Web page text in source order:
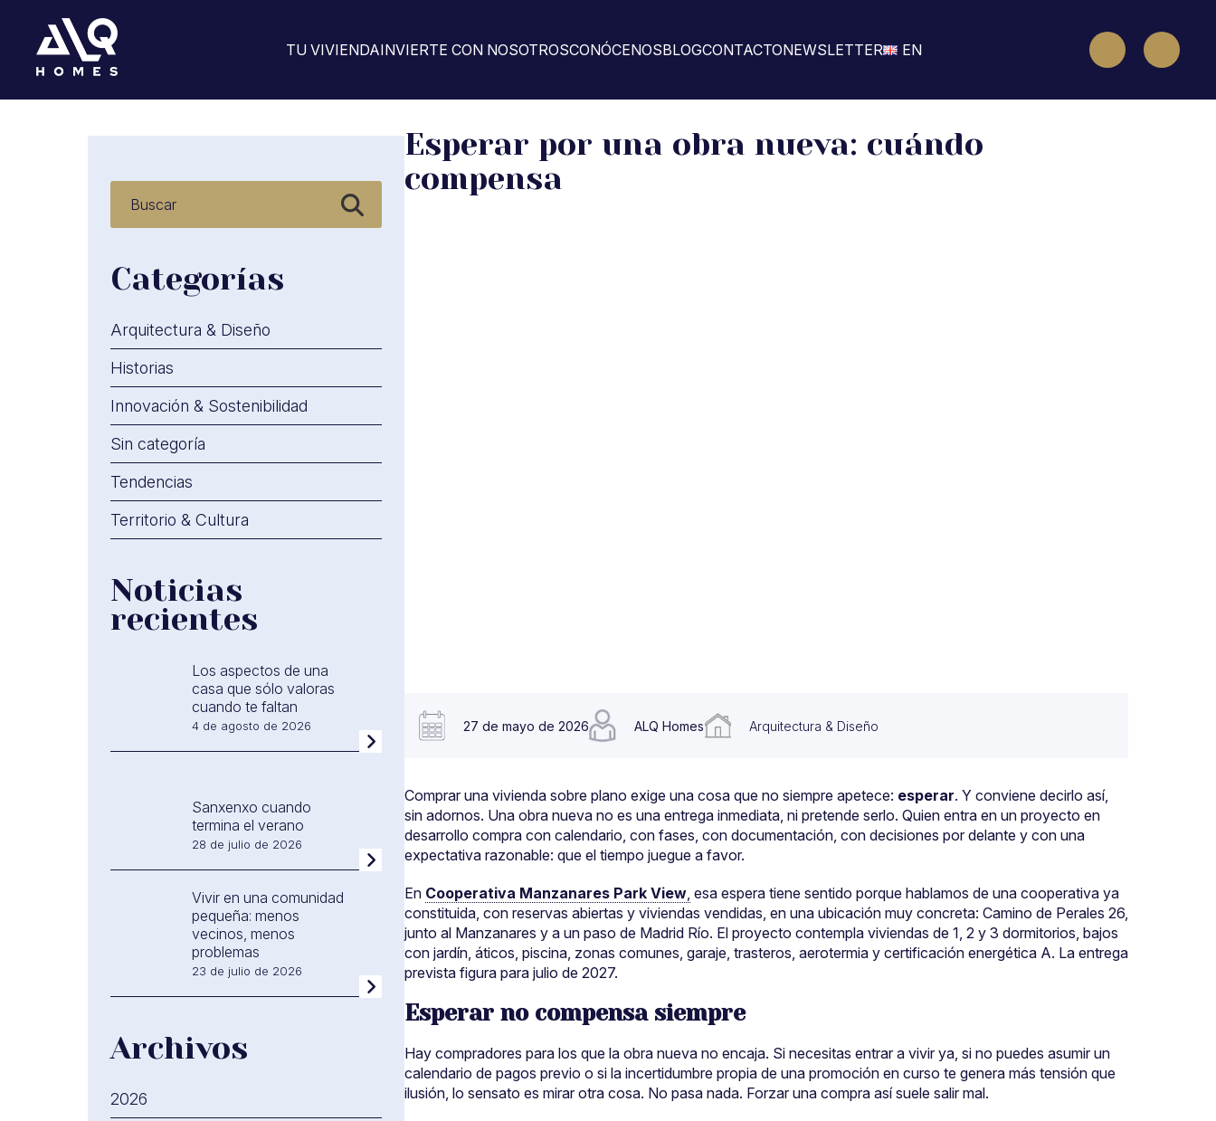
TU VIVIENDAINVIERTE CON NOSOTROSCONÓCENOSBLOGCONTACTONEWSLETTER EN
Categorías
Arquitectura & Diseño
Historias
Innovación & Sostenibilidad
Sin categoría
Tendencias
Territorio & Cultura
Noticias
recientes
Los aspectos de una
casa que sólo valoras
cuando te faltan
4 de agosto de 2026
Sanxenxo cuando
termina el verano
28 de julio de 2026
Vivir en una comunidad
pequeña: menos
vecinos, menos
problemas
23 de julio de 2026
Archivos
2026
Esperar por una obra nueva: cuándo
compensa
27 de mayo de 2026 ALQ Homes Arquitectura & Diseño
Comprar una vivienda sobre plano exige una cosa que no siempre apetece: esperar. Y conviene decirlo así,
sin adornos. Una obra nueva no es una entrega inmediata, ni pretende serlo. Quien entra en un proyecto en
desarrollo compra con calendario, con fases, con documentación, con decisiones por delante y con una
expectativa razonable: que el tiempo juegue a favor.
En Cooperativa Manzanares Park View, esa espera tiene sentido porque hablamos de una cooperativa ya
constituida, con reservas abiertas y viviendas vendidas, en una ubicación muy concreta: Camino de Perales 26,
junto al Manzanares y a un paso de Madrid Río. El proyecto contempla viviendas de 1, 2 y 3 dormitorios, bajos
con jardín, áticos, piscina, zonas comunes, garaje, trasteros, aerotermia y certificación energética A. La entrega
prevista figura para julio de 2027.
Esperar no compensa siempre
Hay compradores para los que la obra nueva no encaja. Si necesitas entrar a vivir ya, si no puedes asumir un
calendario de pagos previo o si la incertidumbre propia de una promoción en curso te genera más tensión que
ilusión, lo sensato es mirar otra cosa. No pasa nada. Forzar una compra así suele salir mal.